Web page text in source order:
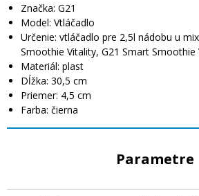
Značka: G21
Model: Vtláčadlo
Určenie: vtláčadlo pre 2,5l nádobu u
Smoothie Vitality, G21 Smart Smoothie
Materiál: plast
Dĺžka: 30,5 cm
Priemer: 4,5 cm
Farba: čierna
Parametre